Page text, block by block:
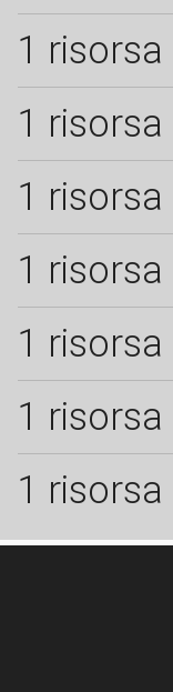
1 risorsa
1 risorsa
1 risorsa
1 risorsa
1 risorsa
1 risorsa
1 risorsa